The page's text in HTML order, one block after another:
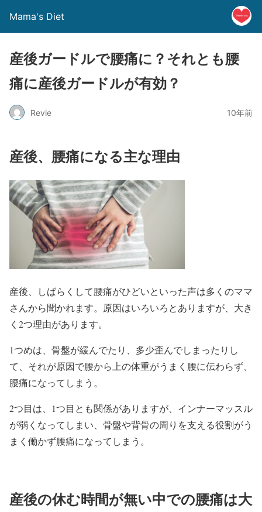
Mama's Diet
産後ガードルで腰痛に？それとも腰
痛に産後ガードルが有効？
Revie 10年前
産後、腰痛になる主な理由
産後、しばらくして腰痛がひどいといった声は多くのママ
さんから聞かれます。原因はいろいろとありますが、大き
く2つ理由があります。
1つめは、骨盤が緩んでたり、多少歪んでしまったりし
て、それが原因で腰から上の体重がうまく腰に伝わらず、
腰痛になってしまう。
2つ目は、1つ目とも関係がありますが、インナーマッスル
が弱くなってしまい、骨盤や背骨の周りを支える役割がう
まく働かず腰痛になってしまう。
産後の休む時間が無い中での腰痛は大